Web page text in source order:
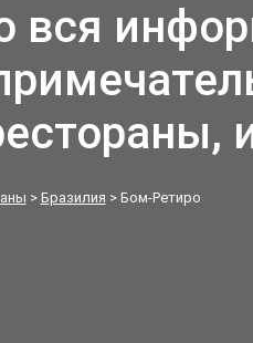
вся
> Бразилия > Бом‑Ретиро